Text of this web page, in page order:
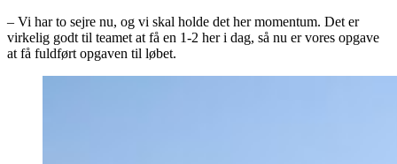
– Vi har to sejre nu, og vi skal holde det her momentum. Det er
virkelig godt til teamet at få en 1-2 her i dag, så nu er vores opgave
at få fuldført opgaven til løbet.